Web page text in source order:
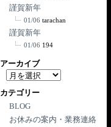
謹賀新年
01/06 tarachan
謹賀新年
01/06 194
アーカイブ
ア
カ
イ
ブ
カテゴリー
BLOG
お休みの案内・業務連絡